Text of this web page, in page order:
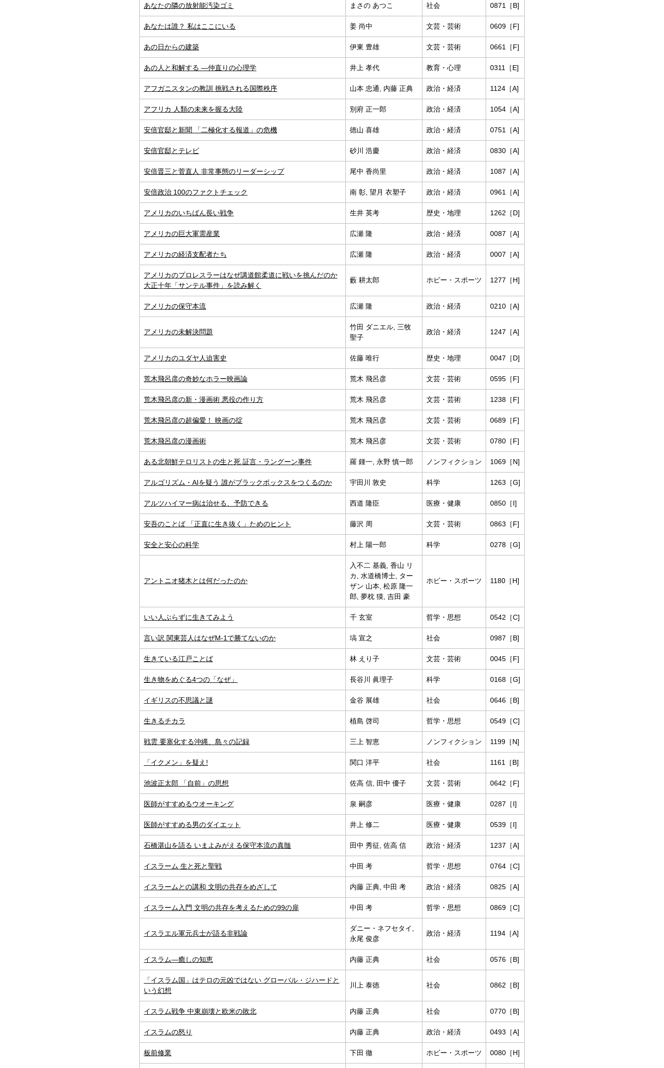
あなたの隣の放射能汚染ゴミ まさの あつこ 社会 0871［B]
あなたは誰？ 私はここにいる 姜 尚中 文芸・芸術 0609［F]
あの日からの建築 伊東 豊雄 文芸・芸術 0661［F]
あの人と和解する ―仲直りの心理学 井上 孝代 教育・心理 0311［E]
アフガニスタンの教訓 挑戦される国際秩序 山本 忠通, 内藤 正典 政治・経済 1124［A]
アフリカ 人類の未来を握る大陸 別府 正一郎 政治・経済 1054［A]
安倍官邸と新聞 「二極化する報道」の危機 徳山 喜雄 政治・経済 0751［A]
安倍官邸とテレビ 砂川 浩慶 政治・経済 0830［A]
安倍晋三と菅直人 非常事態のリーダーシップ 尾中 香尚里 政治・経済 1087［A]
安倍政治 100のファクトチェック 南 彰, 望月 衣塑子 政治・経済 0961［A]
アメリカのいちばん長い戦争 生井 英考 歴史・地理 1262［D]
アメリカの巨大軍需産業 広瀬 隆 政治・経済 0087［A]
アメリカの経済支配者たち 広瀬 隆 政治・経済 0007［A]
アメリカのプロレスラーはなぜ講道館柔道に戦いを挑んだのか
大正十年「サンテル事件」を読み解く
藪 耕太郎 ホビー・スポーツ 1277［H]
アメリカの保守本流 広瀬 隆 政治・経済 0210［A]
アメリカの未解決問題
竹田 ダニエル, 三牧
聖子
政治・経済 1247［A]
アメリカのユダヤ人迫害史 佐藤 唯行 歴史・地理 0047［D]
荒木飛呂彦の奇妙なホラー映画論 荒木 飛呂彦 文芸・芸術 0595［F]
荒木飛呂彦の新・漫画術 悪役の作り方 荒木 飛呂彦 文芸・芸術 1238［F]
荒木飛呂彦の超偏愛！ 映画の掟 荒木 飛呂彦 文芸・芸術 0689［F]
荒木飛呂彦の漫画術 荒木 飛呂彦 文芸・芸術 0780［F]
ある北朝鮮テロリストの生と死 証言・ラングーン事件 羅 鍾一, 永野 慎一郎 ノンフィクション 1069［N]
アルゴリズム・AIを疑う 誰がブラックボックスをつくるのか 宇田川 敦史 科学 1263［G]
アルツハイマー病は治せる、予防できる 西道 隆臣 医療・健康 0850［I]
安吾のことば 「正直に生き抜く」ためのヒント 藤沢 周 文芸・芸術 0863［F]
安全と安心の科学 村上 陽一郎 科学 0278［G]
アントニオ猪木とは何だったのか
入不二 基義, 香山 リ
カ, 水道橋博士, ター
ザン 山本, 松原 隆一
郎, 夢枕 獏, 吉田 豪
ホビー・スポーツ 1180［H]
いい人ぶらずに生きてみよう 千 玄室 哲学・思想 0542［C]
言い訳 関東芸人はなぜM-1で勝てないのか 塙 宣之 社会 0987［B]
生きている江戸ことば 林 えり子 文芸・芸術 0045［F]
生き物をめぐる4つの「なぜ」 長谷川 眞理子 科学 0168［G]
イギリスの不思議と謎 金谷 展雄 社会 0646［B]
生きるチカラ 植島 啓司 哲学・思想 0549［C]
戦雲 要塞化する沖縄、島々の記録 三上 智恵 ノンフィクション 1199［N]
「イクメン」を疑え! 関口 洋平 社会 1161［B]
池波正太郎 「自前」の思想 佐高 信, 田中 優子 文芸・芸術 0642［F]
医師がすすめるウオーキング 泉 嗣彦 医療・健康 0287［I]
医師がすすめる男のダイエット 井上 修二 医療・健康 0539［I]
石橋湛山を語る いまよみがえる保守本流の真髄 田中 秀征, 佐高 信 政治・経済 1237［A]
イスラーム 生と死と聖戦 中田 考 哲学・思想 0764［C]
イスラームとの講和 文明の共存をめざして 内藤 正典, 中田 考 政治・経済 0825［A]
イスラーム入門 文明の共存を考えるための99の扉 中田 考 哲学・思想 0869［C]
イスラエル軍元兵士が語る非戦論
ダニー・ネフセタイ,
永尾 俊彦
政治・経済 1194［A]
イスラム―癒しの知恵 内藤 正典 社会 0576［B]
「イスラム国」はテロの元凶ではない グローバル・ジハードと
いう幻想
川上 泰徳 社会 0862［B]
イスラム戦争 中東崩壊と欧米の敗北 内藤 正典 社会 0770［B]
イスラムの怒り 内藤 正典 政治・経済 0493［A]
板前修業 下田 徹 ホビー・スポーツ 0080［H]